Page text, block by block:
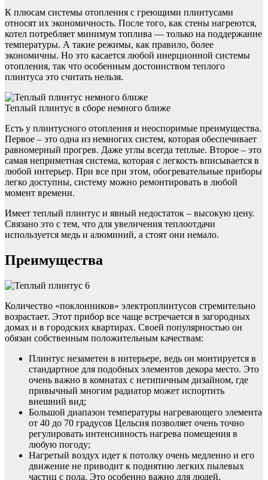
К плюсам системы отопления с греющими плинтусами
относят их экономичность. После того, как стены нагреются,
котел потребляет минимум топлива — только на поддержание
температуры. А такие режимы, как правило, более
экономичны. Но это касается любой инерционной системы
отопления, так что особенным достоинством теплого
плинтуса это считать нельзя.
Теплый плинтус в сборе немного ближе
Есть у плинтусного отопления и неоспоримые преимущества.
Первое – это одна из немногих систем, которая обеспечивает
равномерный прогрев. Даже углы всегда теплые. Второе – это
самая неприметная система, которая с легкость вписывается в
любой интерьер. При все при этом, обогревательные приборы
легко доступны, систему можно ремонтировать в любой
момент времени.
Имеет теплый плинтус и явный недостаток – высокую цену.
Связано это с тем, что для увеличения теплоотдачи
используется медь и алюминий, а стоят они немало.
Преимущества
Количество «поклонников» электроплинтусов стремительно
возрастает. Этот прибор все чаще встречается в загородных
домах и в городских квартирах. Своей популярностью он
обязан собственным положительным качествам:
Плинтус незаметен в интерьере, ведь он монтируется в
стандартное для подобных элементов декора место. Это
очень важно в комнатах с нетипичным дизайном, где
привычный многим радиатор может испортить
внешний вид;
Большой диапазон температуры нагревающего элемента
от 40 до 70 градусов Цельсия позволяет очень точно
регулировать интенсивность нагрева помещения в
любую погоду;
Нагретый воздух идет к потолку очень медленно и его
движение не приводит к поднятию легких пылевых
частиц с пола. Это особенно важно для людей,